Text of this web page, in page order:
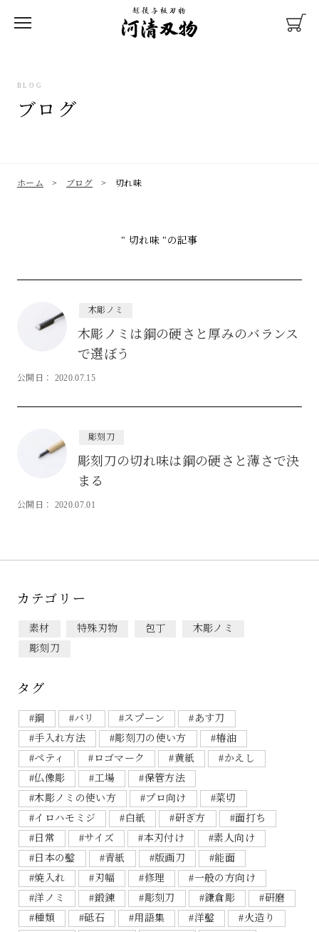
BLOG
ブログ
ホーム > ブログ >切れ味
" 切れ味 "の記事
木彫ノミ
木彫ノミは鋼の硬さと厚みのバランス
で選ぼう
公開日： 2020.07.15
彫刻刀
彫刻刀の切れ味は鋼の硬さと薄さで決
まる
公開日： 2020.07.01
カテゴリー
素材 特殊刃物 包丁
木彫ノミ
彫刻刀
タグ
#鋼 #バリ #スプーン
#あす刀
#手入れ方法
#彫刻刀の使い方
#椿油
#ペティ
#ロゴマーク #黄紙
#かえし
#仏像彫
#工場
#保管方法
#木彫ノミの使い方
#プロ向け
#菜切
#イロハモミジ
#白紙 #研ぎ方
#面打ち
#日常
#サイズ #本刃付け
#素人向け
#日本の鑿
#青紙 #版画刀
#能面
#焼入れ
#刃幅 #修理
#一般の方向け
#洋ノミ
#鍛錬 #彫刻刀 #鎌倉彫
#研磨
#種類
#砥石 #用語集 #洋鑿
#火造り